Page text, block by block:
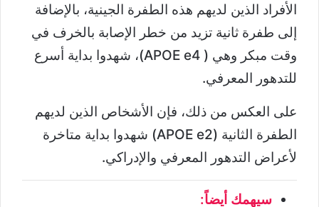
الأفراد الذين لديهم هذه الطفرة الجينية، بالإضافة
إلى طفرة ثانية تزيد من خطر الإصابة بالخرف في
وقت مبكر وهي ( APOE e4)، شهدوا بداية أسرع
للتدهور المعرفي.
على العكس من ذلك، فإن الأشخاص الذين لديهم
الطفرة الثانية (APOE e2) شهدوا بداية متاخرة
لأعراض التدهور المعرفي والإدراكي.
سيهمك أيضاً: